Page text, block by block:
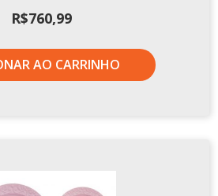
R$760,99
AO CARRINHO